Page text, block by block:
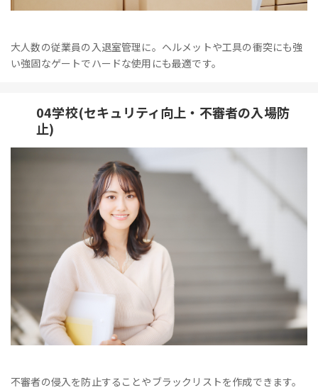
大人数の従業員の入退室管理に。ヘルメットや工具の衝突にも強
い強固なゲートでハードな使用にも最適です。
04学校(セキュリティ向上・不審者の入場防
止)
不審者の侵入を防止することやブラックリストを作成できます。